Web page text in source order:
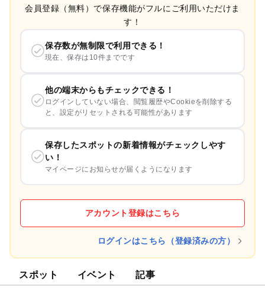
会員登録（無料）で保存機能がフルにご利用いただけま
す！
保存数が無制限で利用できる！
現在、保存は10件までです
他の端末からもチェックできる！
ログインしていない場合、閲覧履歴やCookieを削除する
と、設定がリセットされる可能性があります
保存したスポットの新着情報がチェックしやす
い！
マイページにお知らせが届くようになります
アカウント登録はこちら
ログインはこちら（登録済みの方）
スポット イベント 記事